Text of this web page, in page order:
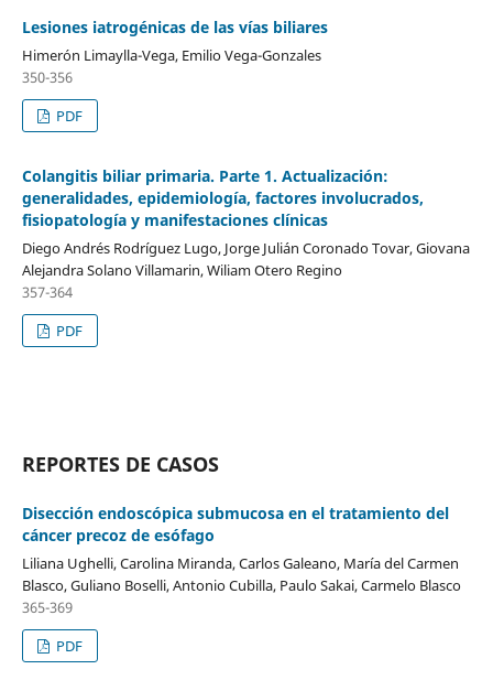
Lesiones iatrogénicas de las vías biliares
Himerón Limaylla-Vega, Emilio Vega-Gonzales
350-356
PDF
Colangitis biliar primaria. Parte 1. Actualización:
generalidades, epidemiología, factores involucrados,
fisiopatología y manifestaciones clínicas
Diego Andrés Rodríguez Lugo, Jorge Julián Coronado Tovar, Giovana
Alejandra Solano Villamarin, Wiliam Otero Regino
357-364
PDF
REPORTES DE CASOS
Disección endoscópica submucosa en el tratamiento del
cáncer precoz de esófago
Liliana Ughelli, Carolina Miranda, Carlos Galeano, María del Carmen
Blasco, Guliano Boselli, Antonio Cubilla, Paulo Sakai, Carmelo Blasco
365-369
PDF